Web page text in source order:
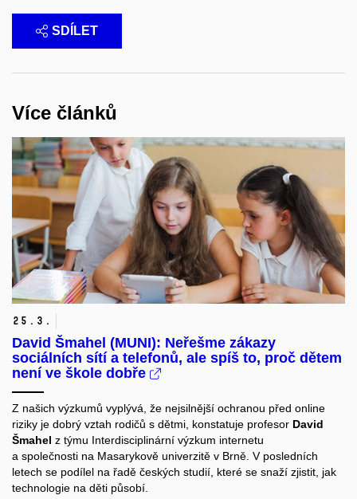
SDÍLET
Více článků
25. 3.
David Šmahel (MUNI): Neřešme zákazy
sociálních sítí a telefonů, ale spíš to, proč dětem
není ve škole dobře
Z našich výzkumů vyplývá, že nejsilnější ochranou před online
riziky je dobrý vztah rodičů s dětmi, konstatuje profesor David
Šmahel z týmu Interdisciplinární výzkum internetu
a společnosti na Masarykově univerzitě v Brně. V posledních
letech se podílel na řadě českých studií, které se snaží zjistit, jak
technologie na děti působí.